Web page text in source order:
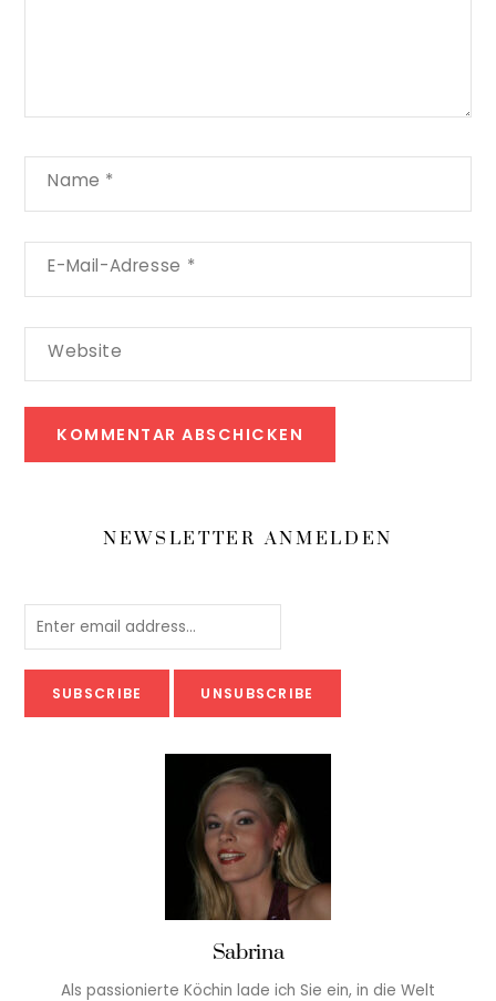
Name *
E-Mail-Adresse *
Website
NEWSLETTER ANMELDEN
Sabrina
Als passionierte Köchin lade ich Sie ein, in die Welt